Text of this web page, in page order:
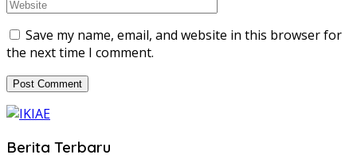
Save my name, email, and website in this browser for
the next time I comment.
Berita Terbaru